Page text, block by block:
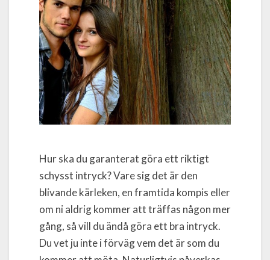
Hur ska du garanterat göra ett riktigt
schysst intryck? Vare sig det är den
blivande kärleken, en framtida kompis eller
om ni aldrig kommer att träffas någon mer
gång, så vill du ändå göra ett bra intryck.
Du vet ju inte i förväg vem det är som du